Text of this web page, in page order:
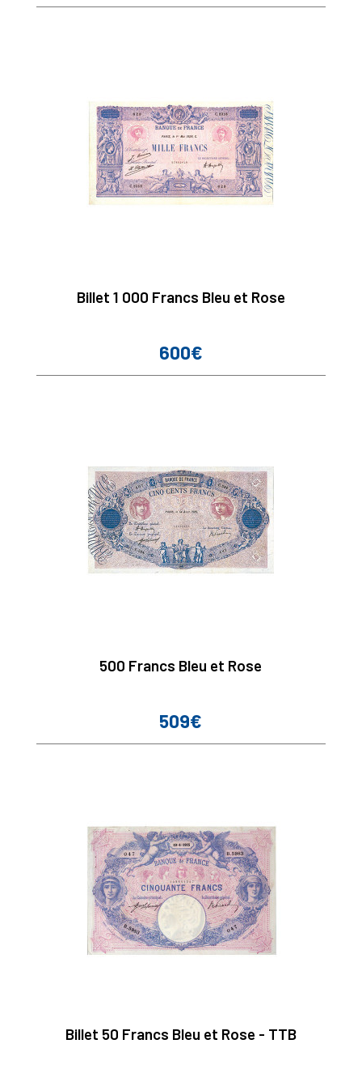
Billet 1 000 Francs Bleu et Rose
Prix
600€
500 Francs Bleu et Rose
Prix
509€
Billet 50 Francs Bleu et Rose - TTB